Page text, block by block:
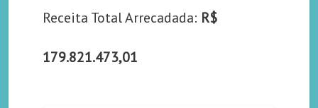
Receita Total Arrecadada: R$
179.821.473,01